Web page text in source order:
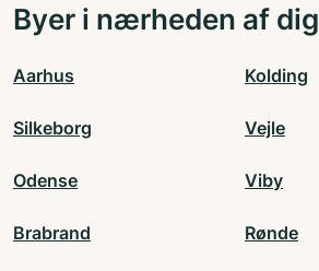
Byer i nærheden af dig
Aarhus Kolding
Silkeborg Vejle
Odense Viby
Brabrand Rønde